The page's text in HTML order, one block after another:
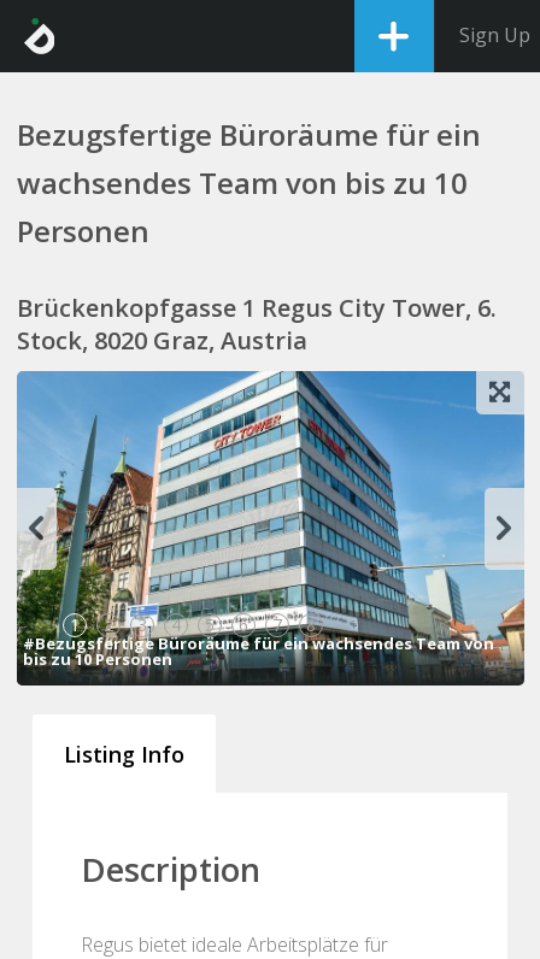
Sign Up
Bezugsfertige Büroräume für ein
wachsendes Team von bis zu 10
Personen
Brückenkopfgasse 1 Regus City Tower, 6.
Stock, 8020 Graz, Austria
1 2 3 4 5 6 7 8
#Bezugsfertige Büroräume für ein wachsendes Team von
bis zu 10 Personen
Listing Info
Description
Regus bietet ideale Arbeitsplätze für